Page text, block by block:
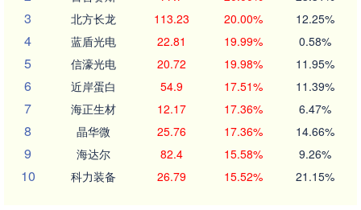
3 北方长龙 113.23 20.00% 12.25%
4 蓝盾光电 22.81 19.99% 0.58%
5 信濠光电 20.72 19.98% 11.95%
6 近岸蛋白 54.9 17.51% 11.39%
7 海正生材 12.17 17.36% 6.47%
8 晶华微 25.76 17.36% 14.66%
9 海达尔 82.4 15.58% 9.26%
10 科力装备 26.79 15.52% 21.15%